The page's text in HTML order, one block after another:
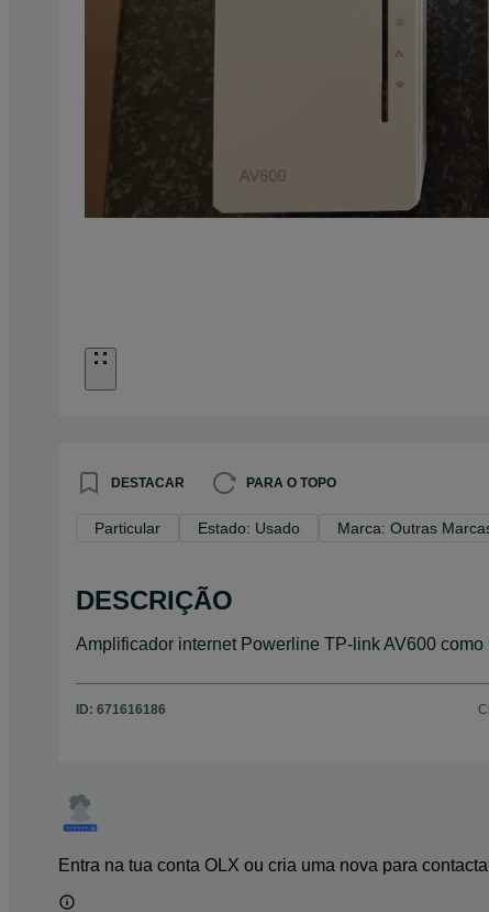
DESTACAR PARA O TOPO
Particular Estado: Usado Marca: Outras
DESCRIÇÃO
Amplificador internet Powerline TP-link AV600 como
ID: 671616186
Entra na tua conta OLX ou cria uma nova para